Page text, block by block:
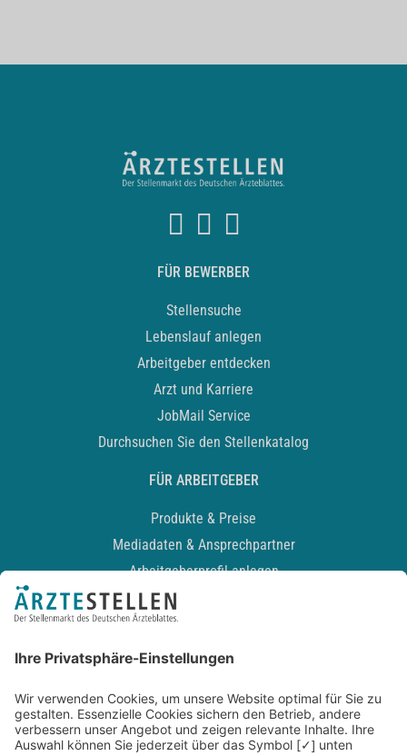
FÜR BEWERBER
Stellensuche
Lebenslauf anlegen
Arbeitgeber entdecken
Arzt und Karriere
JobMail Service
Durchsuchen Sie den Stellenkatalog
FÜR ARBEITGEBER
Produkte & Preise
Mediadaten & Ansprechpartner
Arbeitgeberprofil anlegen
Recruiting-Podcast
Kontakt
Datenschutz
Newsletter